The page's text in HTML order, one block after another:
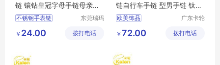
链 镶钻皇冠字母手链母亲节
礼物批发
不锈钢手表链
字母手链
东莞瑞玛
品有限公
￥ 24.00 拨打电话
链自行车手链 型男手链 钛钢
男士手链
欧美饰品
男士手链 钛钢手链
广东卡轮
公司
￥ 72.00 拨打电话